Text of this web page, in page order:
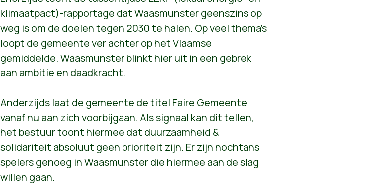
klimaatpact)-rapportage dat Waasmunster geenszins op
weg is om de doelen tegen 2030 te halen. Op veel thema's
loopt de gemeente ver achter op het Vlaamse
gemiddelde. Waasmunster blinkt hier uit in een gebrek
aan ambitie en daadkracht.
Anderzijds laat de gemeente de titel Faire Gemeente
vanaf nu aan zich voorbijgaan. Als signaal kan dit tellen,
het bestuur toont hiermee dat duurzaamheid &
solidariteit absoluut geen prioriteit zijn. Er zijn nochtans
spelers genoeg in Waasmunster die hiermee aan de slag
willen gaan.